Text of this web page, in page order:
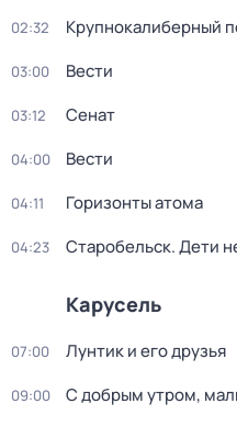
02:32 Крупнокалиберный
03:00 Вести
03:12 Сенат
04:00 Вести
04:11 Горизонты атома
04:23 Старобельск. Дети
Карусель
07:00 Лунтик и его друзья
09:00 С добрым утром,